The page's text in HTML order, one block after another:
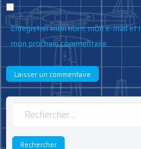
Enregistrer mon nom, mon e-mail
mon prochain commentaire.
Rechercher :